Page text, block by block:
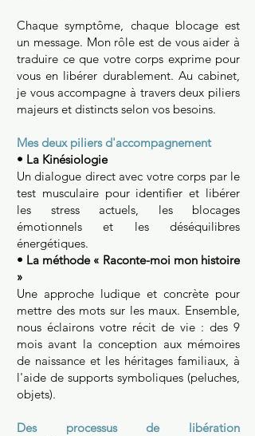
Chaque symptôme, chaque blocage est
un message. Mon rôle est de vous aider à
traduire ce que votre corps exprime pour
vous en libérer durablement. Au cabinet,
je vous accompagne à travers deux piliers
majeurs et distincts selon vos besoins.
Mes deux piliers d'accompagnement
• La Kinésiologie
Un dialogue direct avec votre corps par le
test musculaire pour identifier et libérer
les stress actuels, les blocages
émotionnels et les déséquilibres
énergétiques.
• La méthode « Raconte-moi mon histoire
»
Une approche ludique et concrète pour
mettre des mots sur les maux. Ensemble,
nous éclairons votre récit de vie : des 9
mois avant la conception aux mémoires
de naissance et les héritages familiaux, à
l'aide de supports symboliques (peluches,
objets).
Des processus de libération